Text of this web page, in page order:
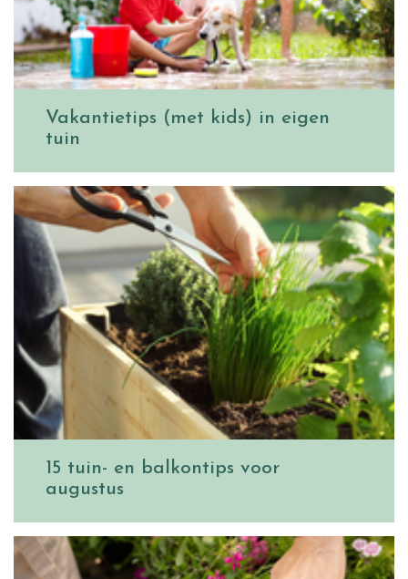
Vakantietips (met kids) in eigen
tuin
15 tuin- en balkontips voor
augustus